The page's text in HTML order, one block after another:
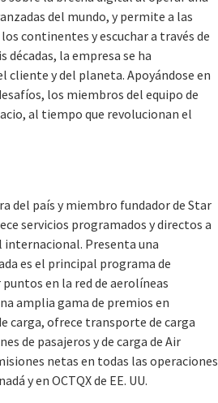
del mundo, y permite a las
continentes y escuchar a través de
décadas, la empresa se ha
cliente y del planeta. Apoyándose en
los miembros del equipo de
al tiempo que revolucionan el
del país y miembro fundador de Star
servicios programados y directos a
internacional. Presenta una
es el principal programa de
en la red de aerolíneas
amplia gama de premios en
carga, ofrece transporte de carga
de pasajeros y de carga de Air
netas en todas las operaciones
y en OCTQX de EE. UU.